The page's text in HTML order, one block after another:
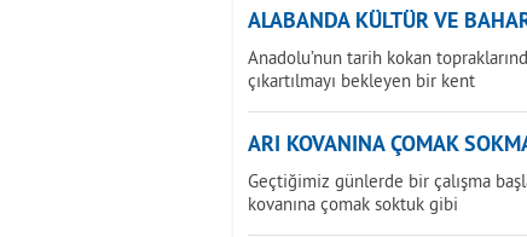
ALABANDA KÜLTÜR VE
Anadolu’nun tarih kokan
çıkartılmayı bekleyen bir kent
ARI KOVANINA ÇOMAK
Geçtiğimiz günlerde bir çalışma
kovanına çomak soktuk gibi